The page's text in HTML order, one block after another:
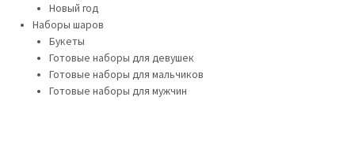
Новый год
Наборы шаров
Букеты
Готовые наборы для девушек
Готовые наборы для мальчиков
Готовые наборы для мужчин